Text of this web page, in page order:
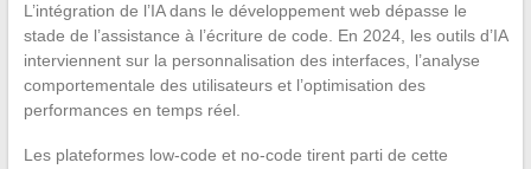
L’intégration de l’IA dans le développement web dépasse le
stade de l’assistance à l’écriture de code. En 2024, les outils d’IA
interviennent sur la personnalisation des interfaces, l’analyse
comportementale des utilisateurs et l’optimisation des
performances en temps réel.
Les plateformes low-code et no-code tirent parti de cette